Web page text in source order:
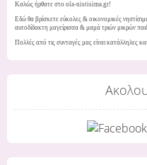
Καλώς ήρθατε στο ola-nistisima.gr!
Εδώ θα βρίσκετε εύκολες & οικονομικές
αυτοδίδακτη μαγείρισσα & μαμά τριών μικρών
Πολλές από τις συνταγές μας είναι κατάλληλες